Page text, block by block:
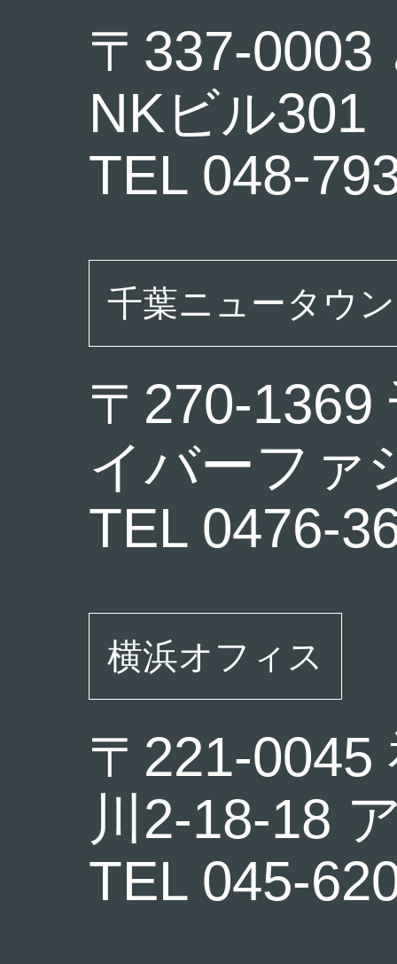
〒337-0003
NKビル301
TEL 048-
千葉ニュータウ
〒270-1369
イバーファ
TEL 0476-
横浜オフィス
〒221-0045
川2-18-18
TEL 045-